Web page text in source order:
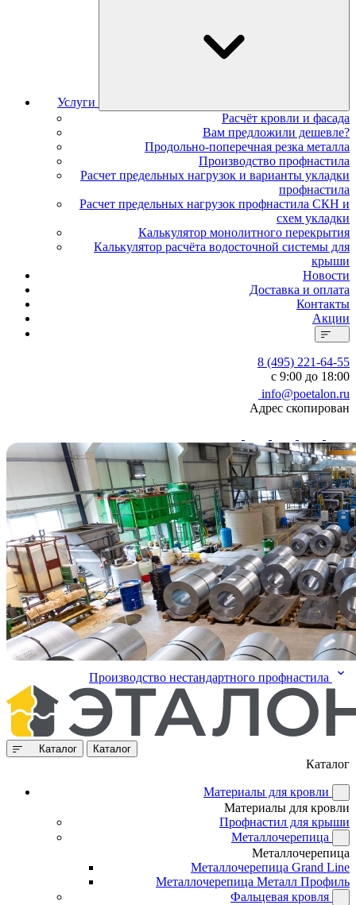
Услуги
Расчёт кровли и фасада
Вам предложили дешевле?
Продольно-поперечная резка металла
Производство профнастила
Расчет предельных нагрузок и варианты укладки
профнастила
Расчет предельных нагрузок профнастила СКН и
схем укладки
Калькулятор монолитного перекрытия
Калькулятор расчёта водосточной системы для
крыши
Новости
Доставка и оплата
Контакты
Акции
8 (495) 221-64-55
с 9:00 до 18:00
info@poetalon.ru
Адрес скопирован
Производство нестандартного профнастила
Каталог Каталог
Каталог
Материалы для кровли
Материалы для кровли
Профнастил для крыши
Металлочерепица
Металлочерепица
Металлочерепица Grand Line
Металлочерепица Металл Профиль
Фальцевая кровля